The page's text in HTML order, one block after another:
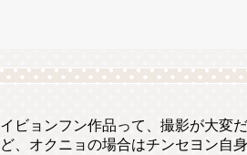
イビョンフン作品って、撮影が大変
ど、オクニョの場合はチンセヨン自